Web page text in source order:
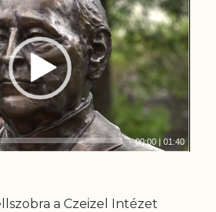
00:00 |01:40
a Czeizel Intézet